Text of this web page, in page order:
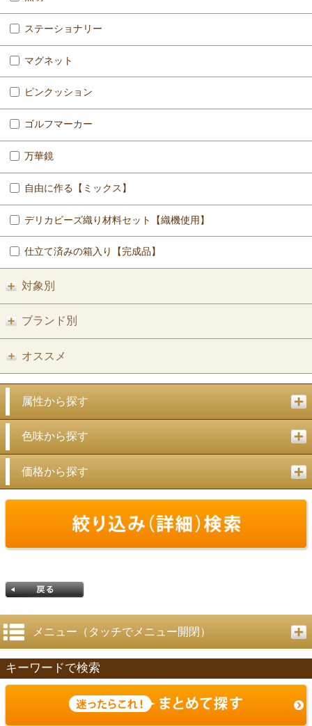
ステーショナリー
マグネット
ピンクッション
ゴルフマーカー
万華鏡
自由に作る【ミックス】
デリカビーズ織り材料セット【織機使用】
仕立て済みの箱入り【完成品】
対象別
ブランド別
オススメ
属性から探す
色味から探す
価格から探す
戻る
メニュー（タッチでメニュー開閉）
キーワードで検索